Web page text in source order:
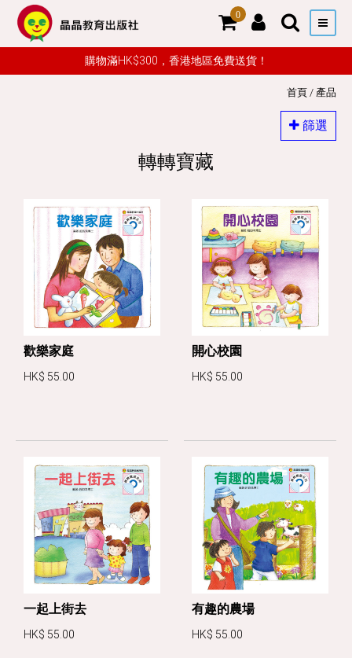
0
購物滿HK$300，香港地區免費送貨！
首頁 / 產品
篩選
轉轉寶藏
歡樂家庭
HK$ 55.00
開心校園
HK$ 55.00
一起上街去
HK$ 55.00
有趣的農場
HK$ 55.00